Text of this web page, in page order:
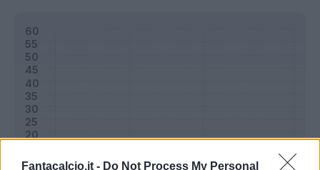
Fantacalcio.it - Do Not Process My Personal